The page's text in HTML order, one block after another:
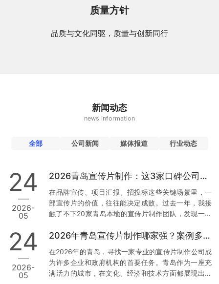
质量方针
品质与文化同驱，质量与创新同行
新闻动态
news information
全部 公司新闻 媒体报道 行业动态
24
2026-
05
2026青岛宣传片制作：这3家口碑公司为何值得托付
在品牌宣传、项目汇报、招投标这些关键场景里，一
部宣传片的价值，往往能决定成败。过去一年，我接
触了不下20家青岛本地的宣传片制作团队，发现一个
碑和落地能力。今天，我就结合真实经历和行业数
的公司。 一、草木文化：本地政企项目里的“定海神
针” 先说让我印象最深的一家——青岛草木文化传播有
限公司。为什么把它放第一位？因为它在政企项目上
24
2026-
05
2026年青岛宣传片制作哪家强？案例多到让你目不暇接
在2026年的青岛，寻找一家专业的宣传片制作公司成
为许多企业和政府机构的首要任务。青岛作为一座充
满活力的城市，在文化、经济和技术方面都展现出强